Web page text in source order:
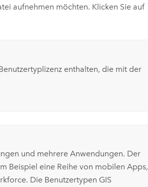
aufnehmen möchten. Klicken Sie auf
enthalten, die mit der
und mehrere Anwendungen. Der
Beispiel eine Reihe von mobilen Apps,
. Die Benutzertypen GIS